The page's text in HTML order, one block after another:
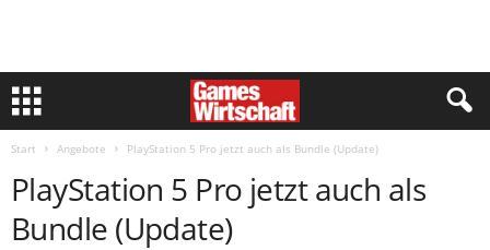
Start Angebote PlayStation 5 Pro jetzt auch als Bundle (Update)
PlayStation 5 Pro jetzt auch als
Bundle (Update)